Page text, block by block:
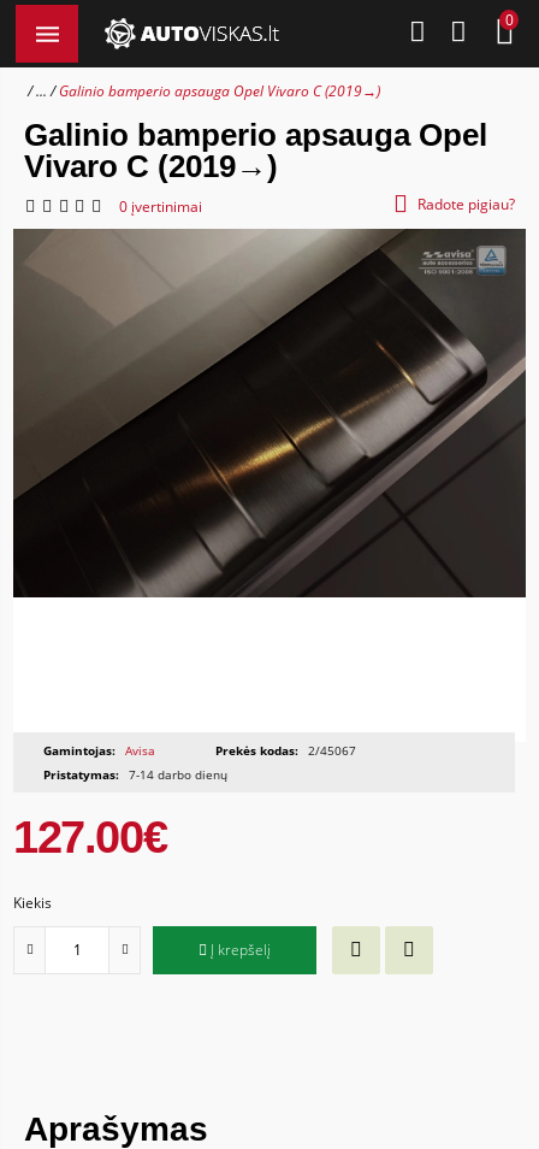
0
... Galinio bamperio apsauga Opel Vivaro C (2019→)
Galinio bamperio apsauga Opel
Vivaro C (2019→)
0 įvertinimai Radote pigiau?
Gamintojas: Avisa Prekės kodas: 2/45067
Pristatymas: 7-14 darbo dienų
127.00€
Kiekis
Į krepšelį
Aprašymas